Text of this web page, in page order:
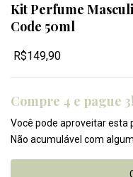
Kit Perfume
Code 50ml
R$149,90
Compre 4 e pague 3!
Você pode aproveitar esta
Não acumulável com